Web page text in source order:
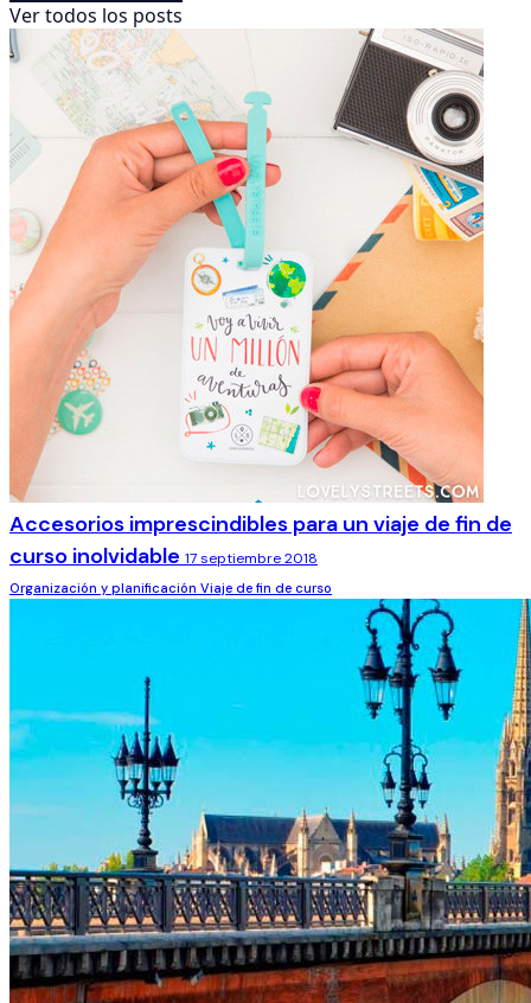
Ver todos los posts
Accesorios imprescindibles para un viaje de fin de
curso inolvidable 17 septiembre 2018
Organización y planificación Viaje de fin de curso